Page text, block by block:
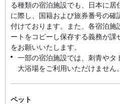
る種類の宿泊施設でも、日本に​
に際し、国籍および旅券番号の
付け​ております。また、各宿泊施
ートをコピーし保存する義務が課
をお願いいたします。
一部の宿泊施設では、刺青や
大浴場をご利用いただけません。
ペット